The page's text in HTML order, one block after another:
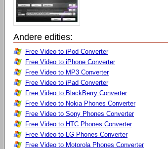
Andere edities:
Free Video to iPod Converter
Free Video to iPhone Converter
Free Video to MP3 Converter
Free Video to iPad Converter
Free Video to BlackBerry Converter
Free Video to Nokia Phones Converter
Free Video to Sony Phones Converter
Free Video to HTC Phones Converter
Free Video to LG Phones Converter
Free Video to Motorola Phones Converter